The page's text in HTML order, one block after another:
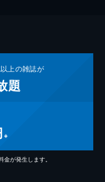
上の雑誌が
題
※
が発生します。